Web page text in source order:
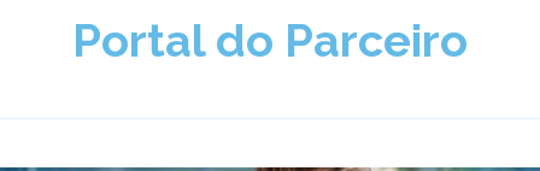
Portal do Parceiro